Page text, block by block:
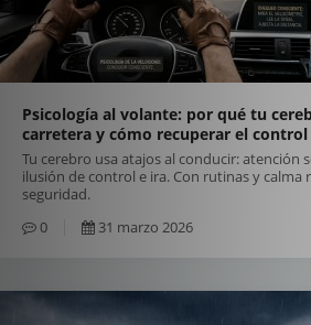
Psicología al volante: por qué tu
carretera y cómo recuperar el control
Tu cerebro usa atajos al conducir: atención
ilusión de control e ira. Con rutinas y calma
seguridad.
0
31 marzo 2026